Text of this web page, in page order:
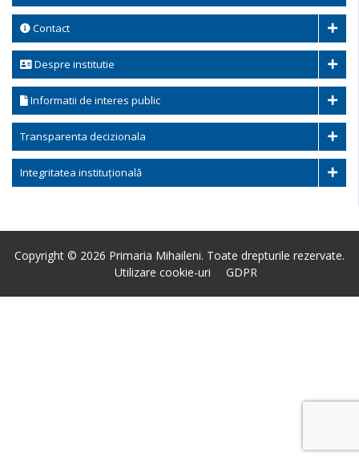
Contact
Despre institutie
Informatii de interes public
Transparenta decizionala
Integritatea instituțională
Copyright © 2026 Primaria Mihaileni. Toate drepturile rezervate.
Utilizare cookie-uri
GDPR